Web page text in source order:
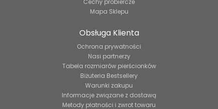
Cechy probiercze
Mapa Sklepu
Obsługa Klienta
Ochrona prywatności
Nasi partnerzy
Tabela rozmiarów pierścionków
Biżuteria Bestsellery
Warunki zakupu
Informacje związane z dostawą
Metody płatności i zwrot towaru